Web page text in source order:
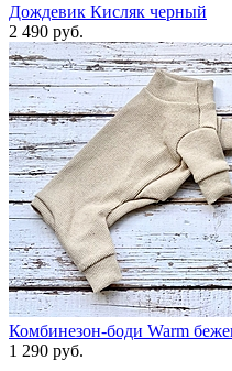
Дождевик Кисляк черный
2 490 руб.
Комбинезон-боди Warm
1 290 руб.